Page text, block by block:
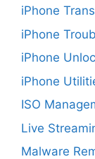
iPhone
iPhone
iPhone
iPhone
ISO
Live
Malware